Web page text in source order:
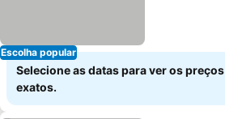
Escolha popular
Selecione as datas para ver os preços
exatos.